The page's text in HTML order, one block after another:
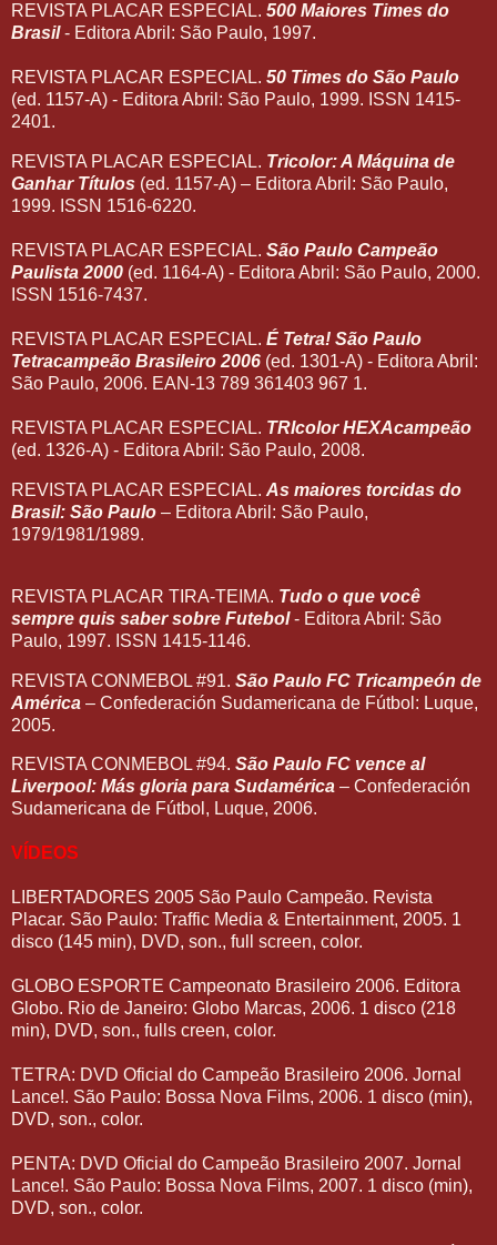
REVISTA PLACAR ESPECIAL. 500 Maiores Times do
Brasil- Editora Abril: São Paulo, 1997.
REVISTA PLACAR ESPECIAL. 50 Times do São Paulo
(ed. 1157-A) - Editora Abril: São Paulo, 1999. ISSN 1415-
2401.
REVISTA PLACAR ESPECIAL. Tricolor: A Máquina de
Ganhar Títulos (ed. 1157-A) – Editora Abril: São Paulo,
1999. ISSN 1516-6220.
REVISTA PLACAR ESPECIAL. São Paulo Campeão
Paulista 2000 (ed. 1164-A) - Editora Abril: São Paulo, 2000.
ISSN 1516-7437.
REVISTA PLACAR ESPECIAL. É Tetra! São Paulo
Tetracampeão Brasileiro 2006 (ed. 1301-A) - Editora Abril:
São Paulo, 2006. EAN-13 789 361403 967 1.
REVISTA PLACAR ESPECIAL. TRIcolor HEXAcampeão
(ed. 1326-A) - Editora Abril: São Paulo, 2008.
REVISTA PLACAR ESPECIAL. As maiores torcidas do
Brasil: São Paulo – Editora Abril: São Paulo,
1979/1981/1989.
REVISTA PLACAR TIRA-TEIMA. Tudo o que você
sempre quis saber sobre Futebol- Editora Abril: São
Paulo, 1997. ISSN 1415-1146.
REVISTA CONMEBOL #91. São Paulo FC Tricampeón de
América – Confederación Sudamericana de Fútbol: Luque,
2005.
REVISTA CONMEBOL #94. São Paulo FC vence al
Liverpool: Más gloria para Sudamérica – Confederación
Sudamericana de Fútbol, Luque, 2006.
VÍDEOS
LIBERTADORES 2005 São Paulo Campeão. Revista
Placar. São Paulo: Traffic Media & Entertainment, 2005. 1
disco (145 min), DVD, son., full screen, color.
GLOBO ESPORTE Campeonato Brasileiro 2006. Editora
Globo. Rio de Janeiro: Globo Marcas, 2006. 1 disco (218
min), DVD, son., fulls creen, color.
TETRA: DVD Oficial do Campeão Brasileiro 2006. Jornal
Lance!. São Paulo: Bossa Nova Films, 2006. 1 disco (min),
DVD, son., color.
PENTA: DVD Oficial do Campeão Brasileiro 2007. Jornal
Lance!. São Paulo: Bossa Nova Films, 2007. 1 disco (min),
DVD, son., color.